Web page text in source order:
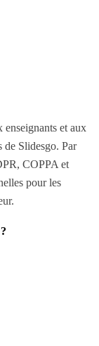
enseignants et aux
de Slidesgo. Par
COPPA et
pour les